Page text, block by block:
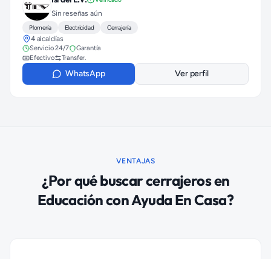
Sin reseñas aún
Plomería Electricidad Cerrajería
4 alcaldías
Servicio 24/7
Garantía
Efectivo
Transfer.
WhatsApp Ver perfil
VENTAJAS
¿Por qué buscarcerrajerosen
Educacióncon Ayuda En Casa?